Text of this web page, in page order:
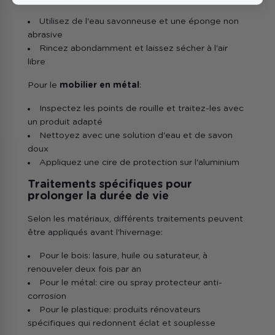
Utilisez de l'eau savonneuse et une éponge non
abrasive
Rincez abondamment et laissez sécher à l'air
libre
Pour le mobilier en métal :
Inspectez les points de rouille et traitez-les avec
un produit adapté
Nettoyez avec une solution d'eau et de savon
doux
Appliquez une cire de protection sur l'aluminium
Traitements spécifiques pour
prolonger la durée de vie
Selon les matériaux, différents traitements peuvent
être appliqués avant l'hivernage:
Pour le bois: lasure, huile ou saturateur, à
renouveler deux fois par an
Pour le métal: cire ou spray protecteur anti-
corrosion
Pour le plastique: produits rénovateurs
spécifiques qui redonnent éclat et souplesse